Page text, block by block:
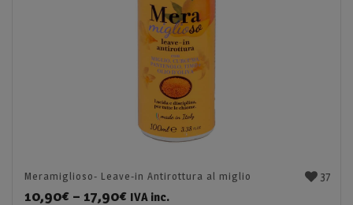
37
Meramiglioso- Leave-in Antirottura al miglio
10,90€ – 17,90€ IVA inc.